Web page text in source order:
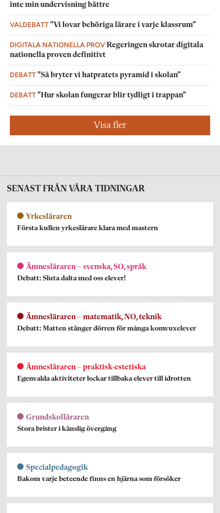
inte min undervisning bättre
VALDEBATT”Vi lovar behöriga lärare i varje klassrum”
DIGITALA NATIONELLA PROVRegeringen skrotar digitala
nationella proven definitivt
DEBATT”Så bryter vi hatpratets pyramid i skolan”
DEBATT”Hur skolan fungerar blir tydligt i trappan”
Visa fler
SENAST FRÅN VÅRA TIDNINGAR
Yrkesläraren
Första kullen yrkeslärare klara med mastern
Ämnesläraren – svenska, SO, språk
Debatt: Sluta dalta med oss elever!
Ämnesläraren – matematik, NO, teknik
Debatt: Matten stänger dörren för många komvuxelever
Ämnesläraren – praktisk-estetiska
Egenvalda aktiviteter lockar tillbaka elever till idrotten
Grundskolläraren
Stora brister i känslig övergång
Specialpedagogik
Bakom varje beteende finns en hjärna som försöker